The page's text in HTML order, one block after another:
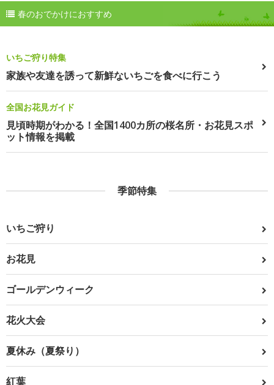
春のおでかけにおすすめ
いちご狩り特集
家族や友達を誘って新鮮ないちごを食べに行こう
全国お花見ガイド
見頃時期がわかる！全国1400カ所の桜名所・お花見スポ
ット情報を掲載
季節特集
いちご狩り
お花見
ゴールデンウィーク
花火大会
夏休み（夏祭り）
紅葉